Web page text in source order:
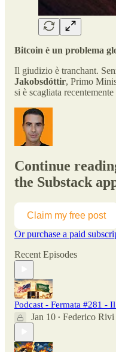
Bitcoin è un problema
Il giudizio è tranchant.
Jakobsdóttir, Primo
si è scagliata
Continue
the Substack
Claim my free post
Or purchase a paid
Recent Episodes
Podcast - Fermata #281 -
Jan 10 • Federico Rivi